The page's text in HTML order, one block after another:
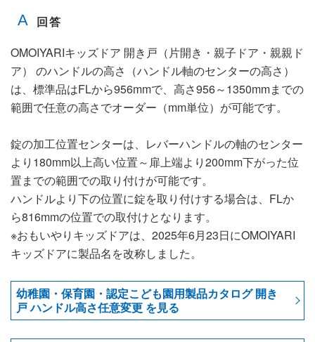
OMOIYARIキッズドア 開き戸（片開き・親子ドア・親親ド
ア） のハンドルの高さ（ハンドル軸のセンターの高さ）
は、標準品はFLから956mmで、高さ956～1350mmまでの
範囲で任意の高さでオーダー（mm単位）が可能です。
錠の加工位置センターは、レバーハンドルの軸のセンター
より180mm以上高い位置～扉上端より200mm下がった位
置までの範囲での取り付けが可能です。
ハンドルより下の位置に錠を取り付けする場合は、FLか
ら816mmの位置での取付けとなります。
※おもいやりキッズドアは、2025年6月23日にOMOIYARI
キッズドアに製品名を改称しました。
幼稚園・保育園・認定こども園用製品カタログ 開き
戸 ハンドル高さ任意変更 を見る